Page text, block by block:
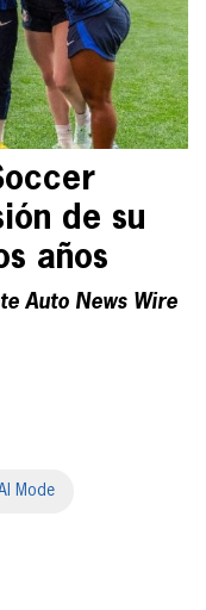
de su
años
Auto News Wire
Mode